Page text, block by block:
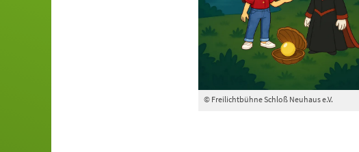
© Freilichtbühne Schloß Neuhaus e.V.